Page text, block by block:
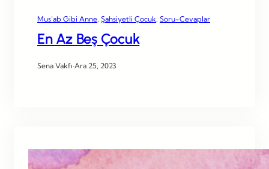
Mus’ab Gibi Anne Şahsiyetli Çocuk Soru-Cevaplar
En Az Beş Çocuk
Sena Vakfı·Ara 25, 2023